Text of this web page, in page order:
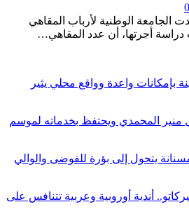
0
الجامعة الوطنية لأرباب المقاهي
أجرتها، أن عدد المقاهي…
بإمكانات واعدة وواقع محلي يثير
المحمدي ويحتفظ بخدماته لموسم
يتحول إلى بؤرة للفوضى والوالي
أندية أوروبية وعربية تتنافس على